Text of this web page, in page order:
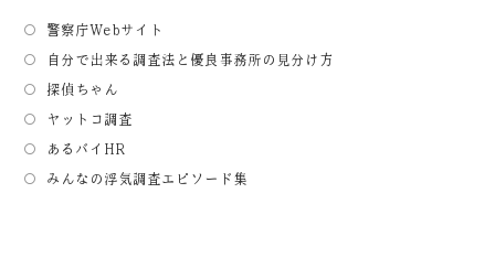
警察庁Webサイト
自分で出来る調査法と優良事務所の見分け方
探偵ちゃん
ヤットコ調査
あるバイHR
みんなの浮気調査エピソード集